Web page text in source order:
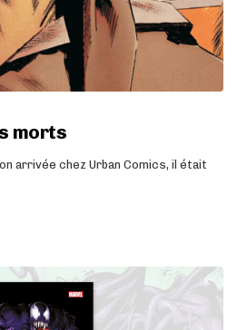
morts
arrivée chez Urban Comics, il était